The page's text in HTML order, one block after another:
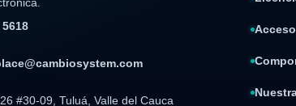
5618
#30-09, Tuluá, Valle del Cauca